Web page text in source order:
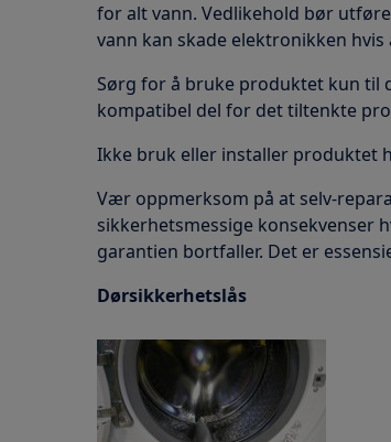
for alt vann. Vedlikehold bør
vann kan skade elektronikken
Sørg for å bruke produktet kun til
kompatibel del for det tiltenkte
Ikke bruk eller installer produktet
Vær oppmerksom på at selv-
sikkerhetsmessige konsekvenser
garantien bortfaller. Det er
Dørsikkerhetslås